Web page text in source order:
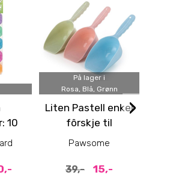
10
På lager i
Rosa, Blå, Grønn
Liten Pastell enkel
fôrskje til
kattemat og
farger
Pawsome
39,- 15,-
›